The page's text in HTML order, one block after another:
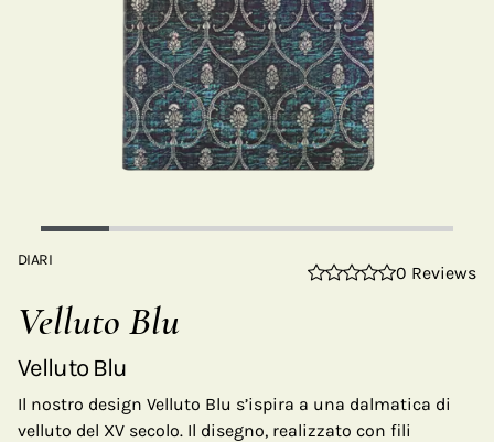
DIARI
0 Reviews
Velluto Blu
Velluto Blu
Il nostro design Velluto Blu s’ispira a una dalmatica di
velluto del XV secolo. Il disegno, realizzato con fili